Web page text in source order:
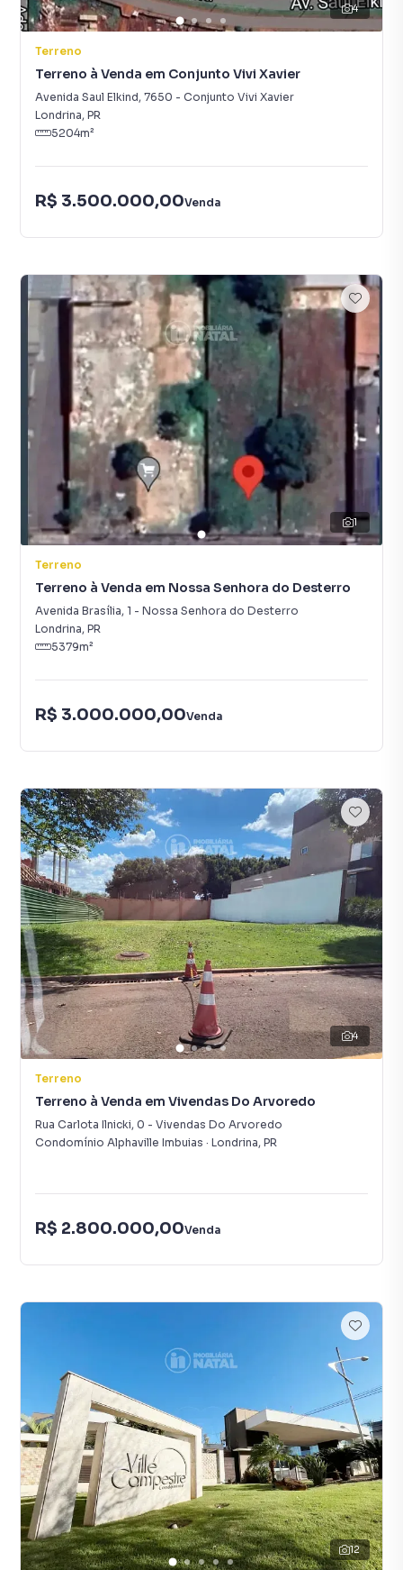
4
Terreno
Terreno à Venda em Conjunto Vivi Xavier
Avenida Saul Elkind, 7650 - Conjunto Vivi Xavier
Londrina, PR
5204m²
R$ 3.500.000,00Venda
1
Terreno
Terreno à Venda em Nossa Senhora do Desterro
Avenida Brasília, 1 - Nossa Senhora do Desterro
Londrina, PR
5379m²
R$ 3.000.000,00Venda
4
Terreno
Terreno à Venda em Vivendas Do Arvoredo
Rua Carlota Ilnicki, 0 - Vivendas Do Arvoredo
Condomínio Alphaville Imbuias · Londrina, PR
R$ 2.800.000,00Venda
12